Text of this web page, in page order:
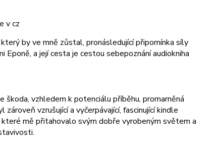
v cz
by ve mně zůstal, pronásledující připomínka síly
a její cesta je cestou sebepoznání audiokniha
vzhledem k potenciálu příběhu, promarněná
vzrušující a vyčerpávající, fascinující kindle
mě přitahovalo svým dobře vyrobeným světem a